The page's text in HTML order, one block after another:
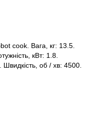
cook. Вага, кг: 13.5.
кВт: 1.8.
об / хв: 4500.